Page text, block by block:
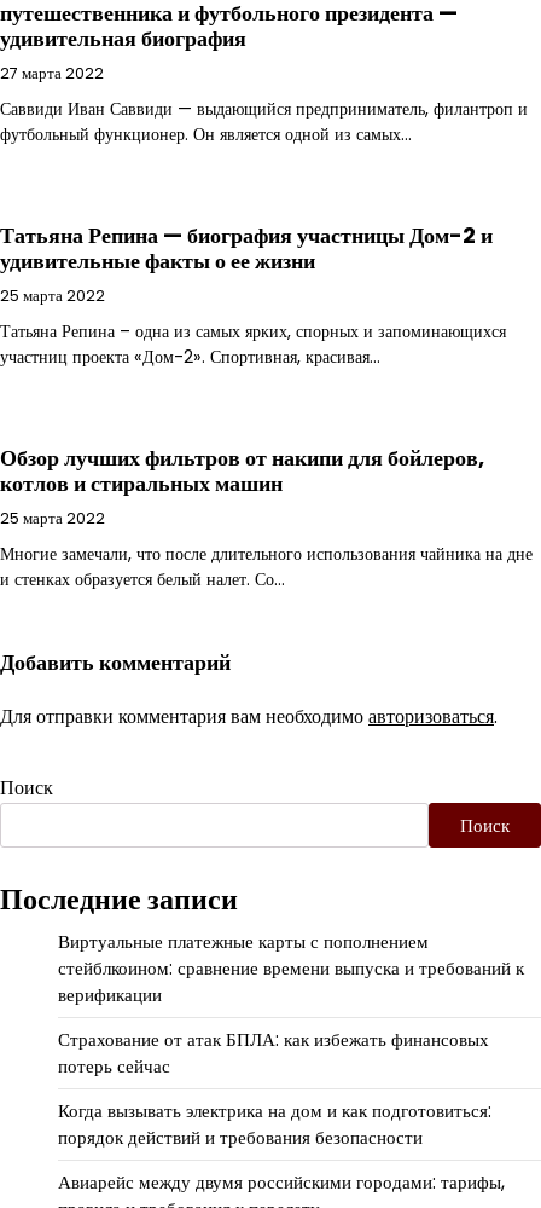
путешественника и футбольного президента —
удивительная биография
27 марта 2022
Саввиди Иван Саввиди — выдающийся предприниматель, филантроп и
футбольный функционер. Он является одной из самых…
Татьяна Репина — биография участницы Дом-2 и
удивительные факты о ее жизни
25 марта 2022
Татьяна Репина – одна из самых ярких, спорных и запоминающихся
участниц проекта «Дом-2». Спортивная, красивая…
Обзор лучших фильтров от накипи для бойлеров,
котлов и стиральных машин
25 марта 2022
Многие замечали, что после длительного использования чайника на дне
и стенках образуется белый налет. Со…
Добавить комментарий
Для отправки комментария вам необходимоавторизоваться.
Поиск
Поиск
Последние записи
Виртуальные платежные карты с пополнением
стейблкоином: сравнение времени выпуска и требований к
верификации
Страхование от атак БПЛА: как избежать финансовых
потерь сейчас
Когда вызывать электрика на дом и как подготовиться:
порядок действий и требования безопасности
Авиарейс между двумя российскими городами: тарифы,